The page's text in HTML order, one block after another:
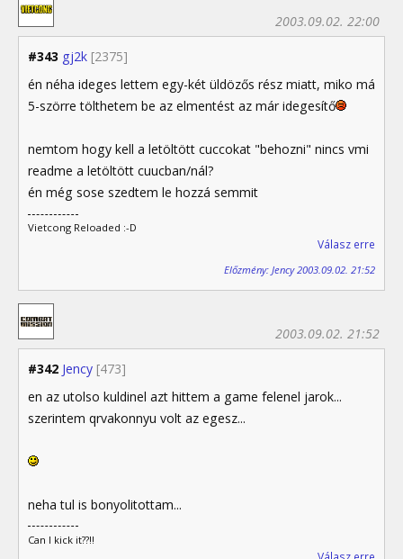
#343 gj2k [2375]
2003.09.02. 22:00
én néha ideges lettem egy-két üldözős rész miatt, miko má
5-szörre tölthetem be az elmentést az már idegesítő
nemtom hogy kell a letöltött cuccokat "behozni" nincs vmi
readme a letöltött cuucban/nál?
én még sose szedtem le hozzá semmit
Vietcong Reloaded :-D
Válasz erre
Előzmény: Jency 2003.09.02. 21:52
#342 Jency [473]
2003.09.02. 21:52
en az utolso kuldinel azt hittem a game felenel jarok...
szerintem qrvakonnyu volt az egesz...
neha tul is bonyolitottam...
Can I kick it??!!